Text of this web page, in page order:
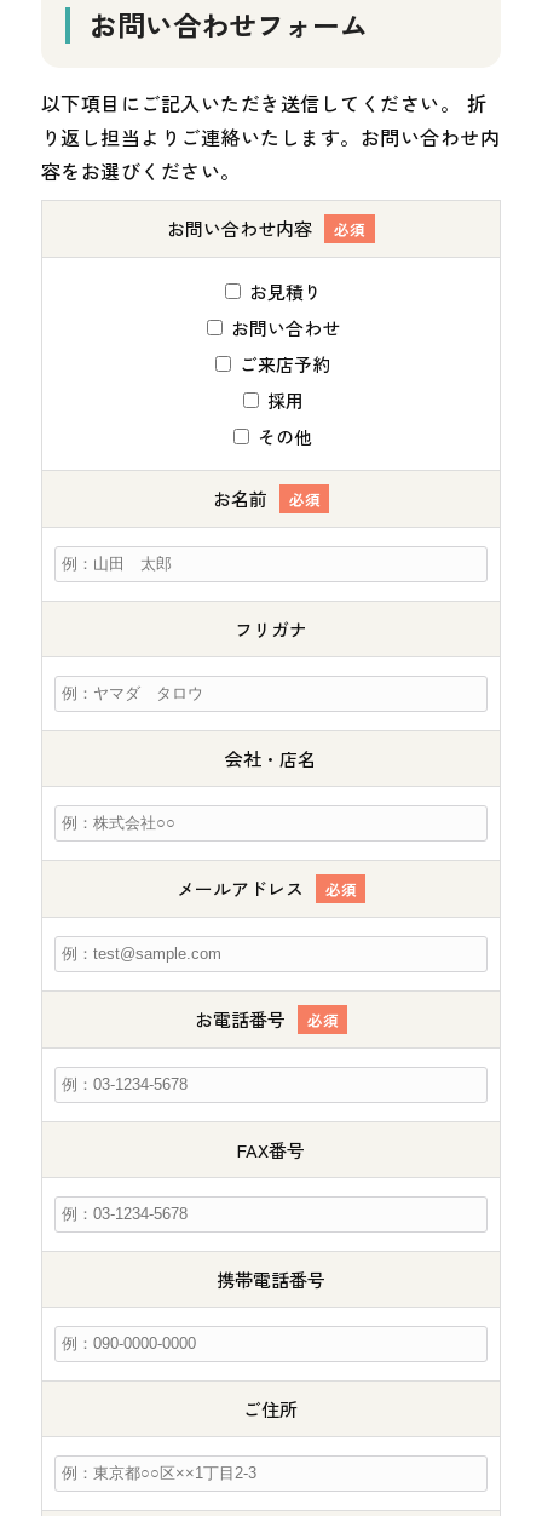
お問い合わせフォーム
以下項目にご記入いただき送信してください。 折
り返し担当よりご連絡いたします。お問い合わせ内
容をお選びください。
お問い合わせ内容 必須
お見積り
お問い合わせ
ご来店予約
採用
その他
お名前 必須
フリガナ
会社・店名
メールアドレス 必須
お電話番号 必須
FAX番号
携帯電話番号
ご住所